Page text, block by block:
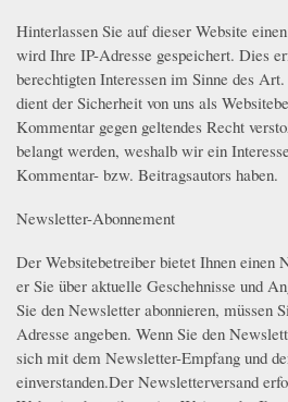
Hinterlassen Sie auf dieser Website
wird Ihre IP-Adresse gespeichert. Dies
berechtigten Interessen im Sinne des
dient der Sicherheit von uns als
Kommentar gegen geltendes Recht
belangt werden, weshalb wir ein
Kommentar- bzw. Beitragsautors haben.
Newsletter-Abonnement
Der Websitebetreiber bietet Ihnen einen
er Sie über aktuelle Geschehnisse und
Sie den Newsletter abonnieren, müssen
Adresse angeben. Wenn Sie den
sich mit dem Newsletter-Empfang und
einverstanden.Der Newsletterversand